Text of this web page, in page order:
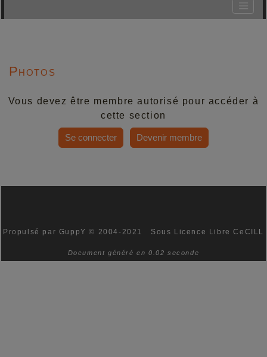
Photos
Vous devez être membre autorisé pour accéder à
cette section
Se connecter Devenir membre
Propulsé par GuppY© 2004-2021 Sous Licence Libre CeCILL
Document généré en 0.02 seconde